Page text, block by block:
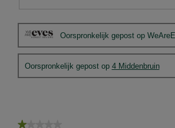
e
o
o
o
Oorspronkelijk gepost op
Oorspronkelijk gepost op 4 Middenbruin
★★★★★
★★★★★